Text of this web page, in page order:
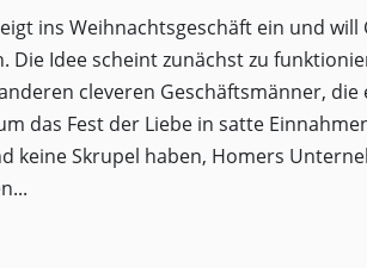
ins Weihnachtsgeschäft ein und will
Die Idee scheint zunächst zu
cleveren Geschäftsmänner, die
das Fest der Liebe in satte
keine Skrupel haben, Homers